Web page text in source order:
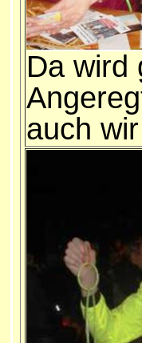
Da wird
auch